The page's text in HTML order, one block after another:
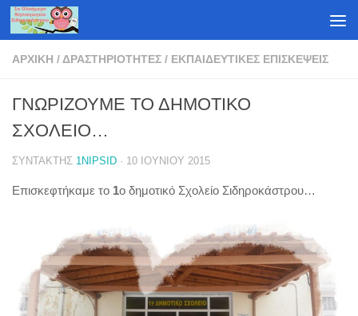
Skip to content
ΑΡΧΙΚΉ /ΔΡΑΣΤΗΡΙΌΤΗΤΕΣ / ΕΚΠΑΙΔΕΥΤΙΚΈΣ ΕΠΙΣΚΈΨΕΙΣ
ΓΝΩΡΙΖΟΥΜΕ ΤΟ ΔΗΜΟΤΙΚΟ
ΣΧΟΛΕΙΟ…
ΣΥΝΤΆΚΤΗΣ 1NIPSID · 10 ΙΟΥΝΊΟΥ 2015
Επισκεφτήκαμε το 1ο δημοτικό Σχολείο Σιδηροκάστρου…